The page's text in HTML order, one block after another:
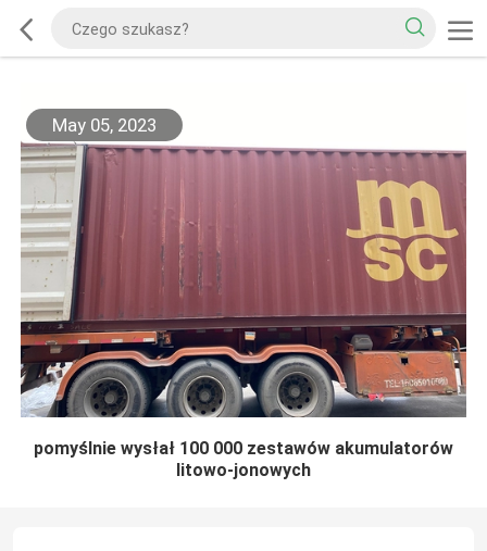
May 05, 2023
pomyślnie wysłał 100 000 zestawów akumulatorów
litowo-jonowych